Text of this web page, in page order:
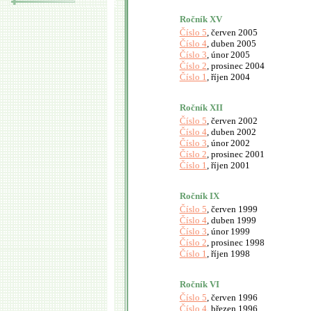
Ročník XV
Číslo 5, červen 2005
Číslo 4, duben 2005
Číslo 3, únor 2005
Číslo 2, prosinec 2004
Číslo 1, říjen 2004
Ročník XII
Číslo 5, červen 2002
Číslo 4, duben 2002
Číslo 3, únor 2002
Číslo 2, prosinec 2001
Číslo 1, říjen 2001
Ročník IX
Číslo 5, červen 1999
Číslo 4, duben 1999
Číslo 3, únor 1999
Číslo 2, prosinec 1998
Číslo 1, říjen 1998
Ročník VI
Číslo 5, červen 1996
Číslo 4, březen 1996